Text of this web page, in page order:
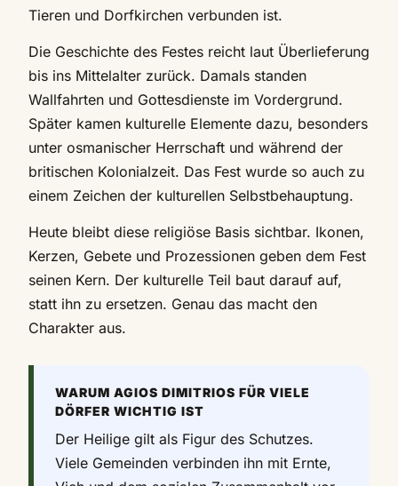
Tieren und Dorfkirchen verbunden ist.
Die Geschichte des Festes reicht laut Überlieferung
bis ins Mittelalter zurück. Damals standen
Wallfahrten und Gottesdienste im Vordergrund.
Später kamen kulturelle Elemente dazu, besonders
unter osmanischer Herrschaft und während der
britischen Kolonialzeit. Das Fest wurde so auch zu
einem Zeichen der kulturellen Selbstbehauptung.
Heute bleibt diese religiöse Basis sichtbar. Ikonen,
Kerzen, Gebete und Prozessionen geben dem Fest
seinen Kern. Der kulturelle Teil baut darauf auf,
statt ihn zu ersetzen. Genau das macht den
Charakter aus.
WARUM AGIOS DIMITRIOS FÜR VIELE
DÖRFER WICHTIG IST
Der Heilige gilt als Figur des Schutzes.
Viele Gemeinden verbinden ihn mit Ernte,